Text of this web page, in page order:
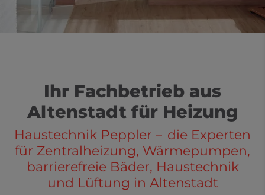
Ihr Fachbetrieb aus
Altenstadt für Heizung
Haustechnik Peppler – die Experten
für Zentralheizung, Wärmepumpen,
barrierefreie Bäder, Haustechnik
und Lüftung in Altenstadt